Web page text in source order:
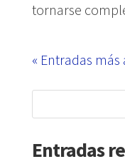
tornarse
« Entradas más
Entradas